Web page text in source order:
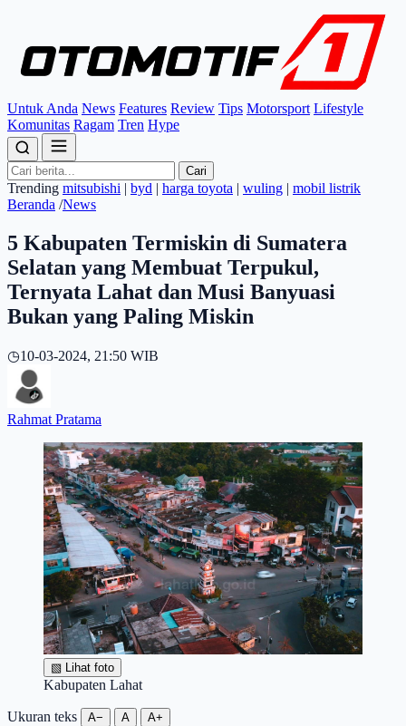
Untuk Anda News Features Review Tips Motorsport Lifestyle
Komunitas Ragam Tren Hype
Cari
Trending mitsubishi | byd | harga toyota | wuling | mobil listrik
Beranda /News
5 Kabupaten Termiskin di Sumatera
Selatan yang Membuat Terpukul,
Ternyata Lahat dan Musi Banyuasi
Bukan yang Paling Miskin
◷10-03-2024, 21:50 WIB
Rahmat Pratama
▧ Lihat foto
Kabupaten Lahat
Ukuran teks A− A A+